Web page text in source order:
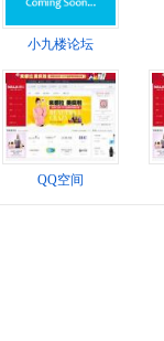
小九楼论坛
QQ空间